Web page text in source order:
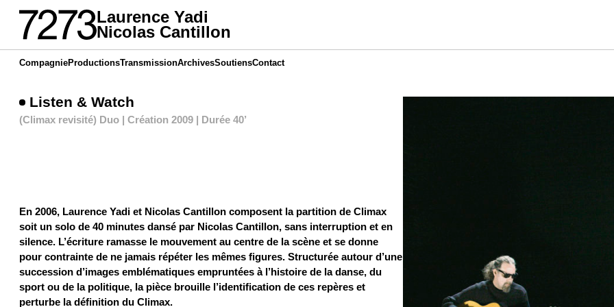
Laurence Yadi
Nicolas Cantillon
CompagnieProductionsTransmissionArchivesSoutiensContact
Listen & Watch
(Climax revisité) Duo | Création 2009 | Durée 40’
En 2006, Laurence Yadi et Nicolas Cantillon composent la partition de Climax
soit un solo de 40 minutes dansé par Nicolas Cantillon, sans interruption et en
silence. L’écriture ramasse le mouvement au centre de la scène et se donne
pour contrainte de ne jamais répéter les mêmes figures. Structurée autour d’une
succession d’images emblématiques empruntées à l’histoire de la danse, du
sport ou de la politique, la pièce brouille l’identification de ces repères et
perturbe la définition du Climax.